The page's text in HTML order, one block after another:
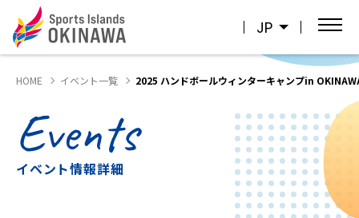
JP
HOME イベント一覧 2025 ハンドボールウィンターキャンプin
Events
イベント情報詳細